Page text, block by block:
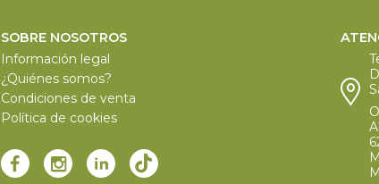
SOBRE NOSOTROS
Información legal
¿Quiénes somos?
Condiciones de venta
Política de cookies